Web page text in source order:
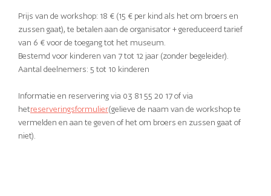
Prijs van de workshop: 18 € (15 € per kind als het om broers en
zussen gaat), te betalen aan de organisator + gereduceerd tarief
van 6 € voor de toegang tot het museum.
Bestemd voor kinderen van 7 tot 12 jaar (zonder begeleider).
Aantal deelnemers: 5 tot 10 kinderen
Informatie en reservering via 03 81 55 20 17 of via
hetreserveringsformulier(gelieve de naam van de workshop te
vermelden en aan te geven of het om broers en zussen gaat of
niet).